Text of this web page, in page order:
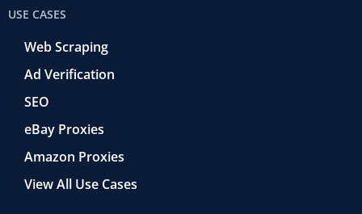
USE CASES
Web Scraping
Ad Verification
SEO
eBay Proxies
Amazon Proxies
View All Use Cases